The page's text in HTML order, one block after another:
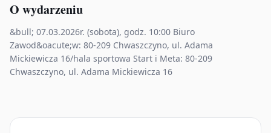
O wydarzeniu
&bull; 07.03.2026r. (sobota), godz. 10:00 Biuro
Zawod&oacute;w: 80-209 Chwaszczyno, ul. Adama
Mickiewicza 16/hala sportowa Start i Meta: 80-209
Chwaszczyno, ul. Adama Mickiewicza 16